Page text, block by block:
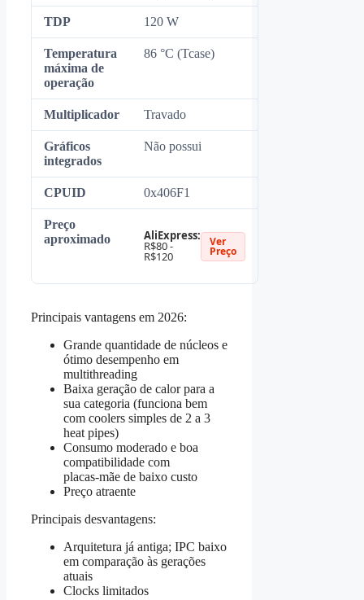
TDP 120 W
Temperatura
máxima de
operação
86 °C (Tcase)
Multiplicador Travado
Gráficos
integrados
Não possui
CPUID 0x406F1
Preço
aproximado
AliExpress:
R$80 -
R$120
Ver
Preço
Principais vantagens em 2026:
Grande quantidade de núcleos e
ótimo desempenho em
multithreading
Baixa geração de calor para a
sua categoria (funciona bem
com coolers simples de 2 a 3
heat pipes)
Consumo moderado e boa
compatibilidade com
placas‑mãe de baixo custo
Preço atraente
Principais desvantagens:
Arquitetura já antiga; IPC baixo
em comparação às gerações
atuais
Clocks limitados